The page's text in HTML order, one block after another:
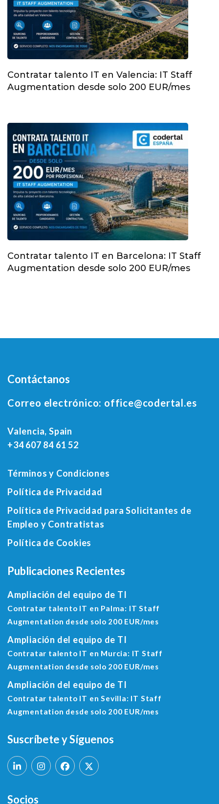
Contratar talento IT en Valencia: IT Staff
Augmentation desde solo 200 EUR/mes
Contratar talento IT en Barcelona: IT Staff
Augmentation desde solo 200 EUR/mes
Contáctanos
Correo electrónico: office@codertal.es
Valencia, Spain
+34 607 84 61 52
Términos y Condiciones
Política de Privacidad
Política de Privacidad para Solicitantes de
Empleo y Contratistas
Política de Cookies
Publicaciones Recientes
Ampliación del equipo de TI
Contratar talento IT en Palma: IT Staff
Augmentation desde solo 200 EUR/mes
Ampliación del equipo de TI
Contratar talento IT en Murcia: IT Staff
Augmentation desde solo 200 EUR/mes
Ampliación del equipo de TI
Contratar talento IT en Sevilla: IT Staff
Augmentation desde solo 200 EUR/mes
Suscríbete y Síguenos
Socios